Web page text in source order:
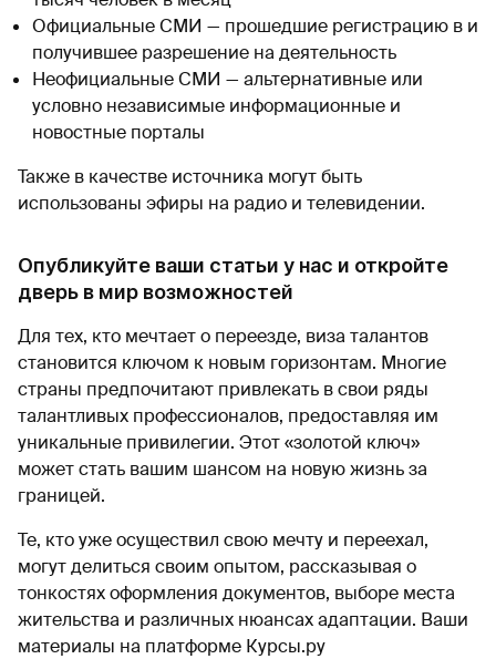
Официальные СМИ — прошедшие регистрацию в и
получившее разрешение на деятельность
Неофициальные СМИ — альтернативные или
условно независимые информационные и
новостные порталы
Также в качестве источника могут быть
использованы эфиры на радио и телевидении.
Опубликуйте ваши статьи у нас и откройте
дверь в мир возможностей
Для тех, кто мечтает о переезде, виза талантов
становится ключом к новым горизонтам. Многие
страны предпочитают привлекать в свои ряды
талантливых профессионалов, предоставляя им
уникальные привилегии. Этот «золотой ключ»
может стать вашим шансом на новую жизнь за
границей.
Те, кто уже осуществил свою мечту и переехал,
могут делиться своим опытом, рассказывая о
тонкостях оформления документов, выборе места
жительства и различных нюансах адаптации. Ваши
материалы на платформе Курсы.ру